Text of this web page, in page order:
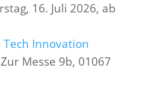
16. Juli 2026, ab
Tech Innovation
Messe 9b, 01067